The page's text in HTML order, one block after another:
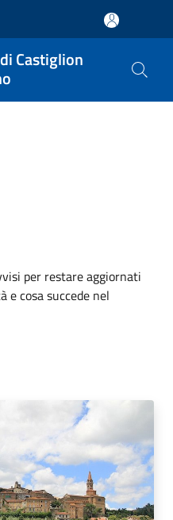
Castiglion
per restare aggiornati
cosa succede nel